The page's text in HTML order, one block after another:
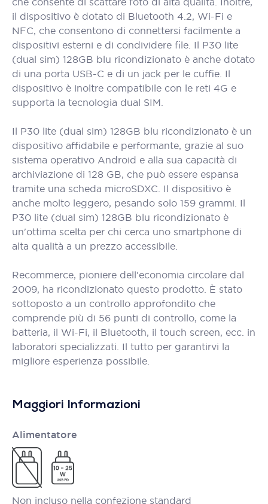
il dispositivo è dotato di Bluetooth 4.2, Wi-Fi e
NFC, che consentono di connettersi facilmente a
dispositivi esterni e di condividere file. Il P30 lite
(dual sim) 128GB blu ricondizionato è anche dotato
di una porta USB-C e di un jack per le cuffie. Il
dispositivo è inoltre compatibile con le reti 4G e
supporta la tecnologia dual SIM.
Il P30 lite (dual sim) 128GB blu ricondizionato è un
dispositivo affidabile e performante, grazie al suo
sistema operativo Android e alla sua capacità di
archiviazione di 128 GB, che può essere espansa
tramite una scheda microSDXC. Il dispositivo è
anche molto leggero, pesando solo 159 grammi. Il
P30 lite (dual sim) 128GB blu ricondizionato è
un'ottima scelta per chi cerca uno smartphone di
alta qualità a un prezzo accessibile.
Recommerce, pioniere dell'economia circolare dal
2009, ha ricondizionato questo prodotto. È stato
sottoposto a un controllo approfondito che
comprende più di 56 punti di controllo, come la
batteria, il Wi-Fi, il Bluetooth, il touch screen, ecc. in
laboratori specializzati. Il tutto per garantirvi la
migliore esperienza possibile.
Maggiori Informazioni
Alimentatore
Non incluso nella confezione standard